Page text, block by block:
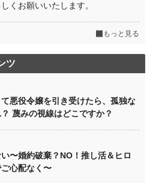
くお願いいたします。
もっと見る
ツ
悪役令嬢を引き受けたら、孤独な
蔑みの視線はどこですか？
〜婚約破棄？NO！推し活＆ヒロ
心配なく〜